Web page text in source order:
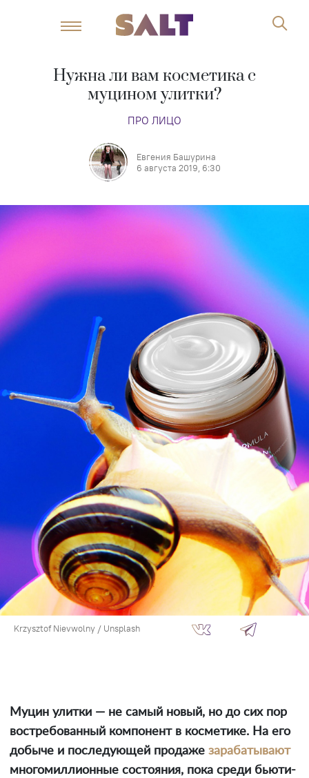
Нужна ли вам косметика с
муцином улитки?
ПРО ЛИЦО
Евгения Башурина
6 августа 2019, 6:30
Krzysztof Nievwolny / Unsplash
Муцин улитки — не самый новый, но до сих пор
востребованный компонент в косметике. На его
добыче и последующей продаже зарабатывают
многомиллионные состояния, пока среди бьюти-